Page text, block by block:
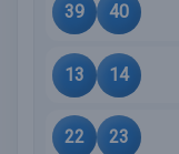
39 40
13 14
22 23